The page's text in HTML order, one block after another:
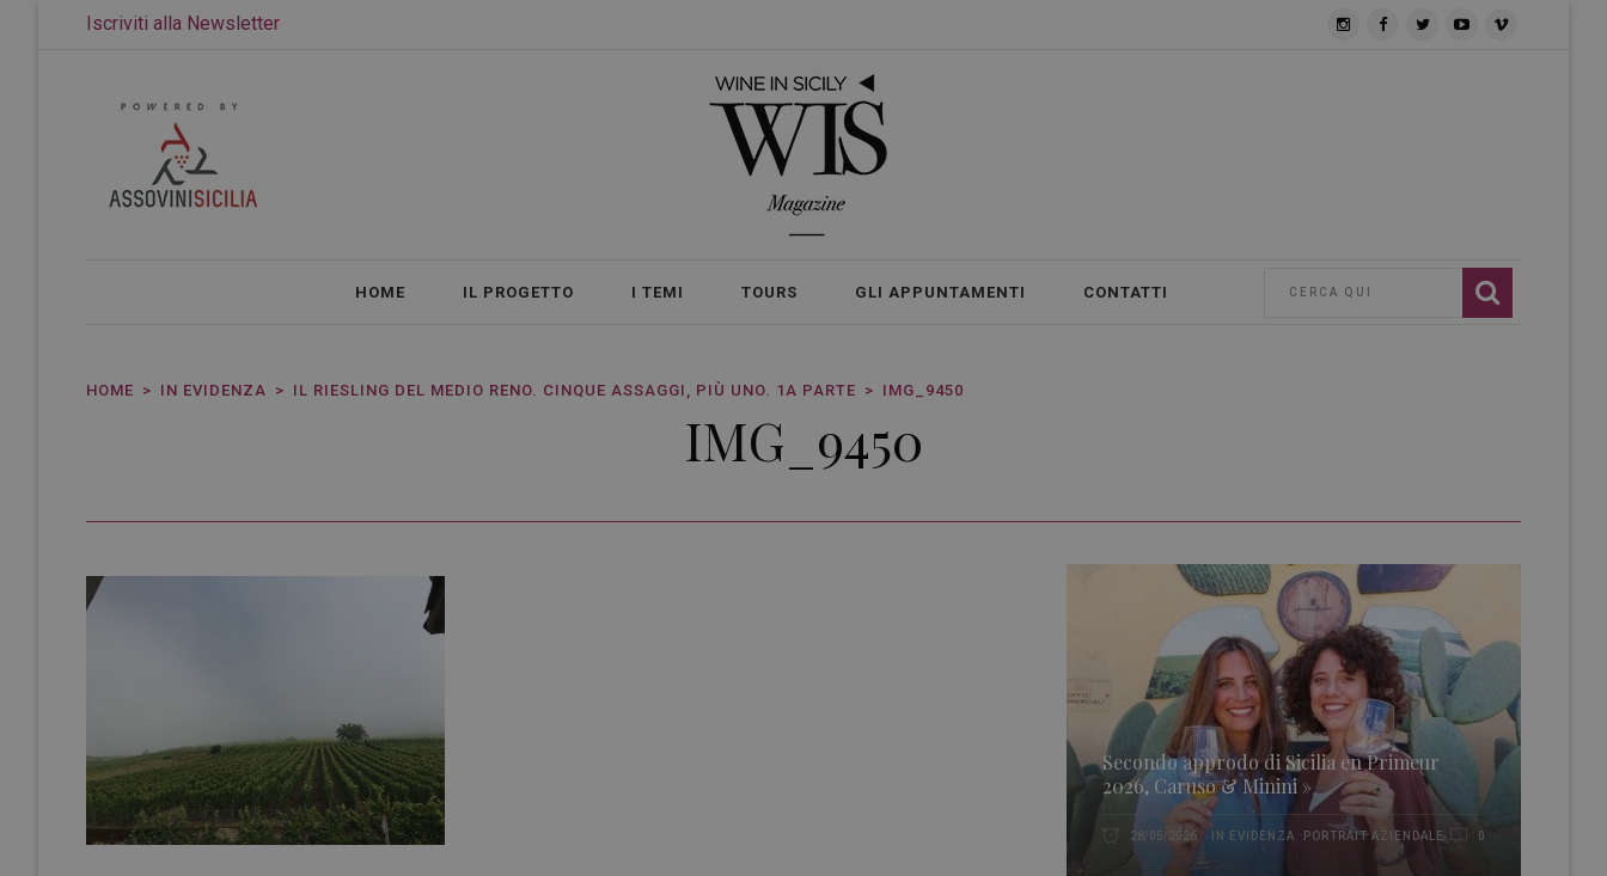
Iscriviti alla Newsletter
HOME IL PROGETTO I TEMI TOURS GLI APPUNTAMENTI CONTATTI
HOME IN EVIDENZA IL RIESLING DEL MEDIO RENO. CINQUE ASSAGGI, PIÙ UNO. 1A PARTE IMG_9450
IMG_9450
Secondo approdo di Sicilia en Primeur
2026, Caruso & Minini »
28/05/2026 IN EVIDENZA PORTRAIT AZIENDALE 0